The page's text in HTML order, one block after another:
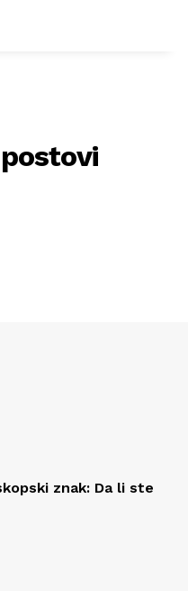
znak: Da li ste